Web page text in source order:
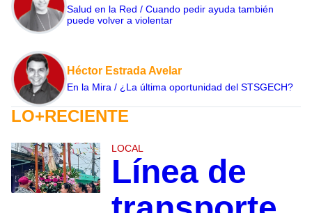
Salud en la Red / Cuando pedir ayuda también
puede volver a violentar
Héctor Estrada Avelar
En la Mira / ¿La última oportunidad del STSGECH?
LO+RECIENTE
LOCAL
Línea de